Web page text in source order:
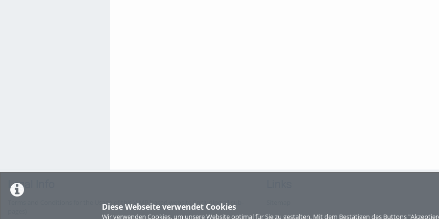
Diese Webseite verwendet Cookies
Wir verwenden Cookies, um unsere Website optimal für Sie zu gestalten. Mit dem Bestätigen des Buttons
Legal Info
Terms and Conditions for the Usage of this ViMP based website (including all sub-